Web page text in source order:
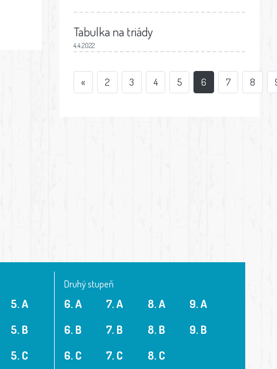
Tabulka na triády
4.4.2022
« 2 3 4 5 6 7 8
5. A
5. B
5. C
Druhý stupeň
6. A
6. B
6. C
7. A
7. B
7. C
8. A
8. B
8. C
9. A
9. B